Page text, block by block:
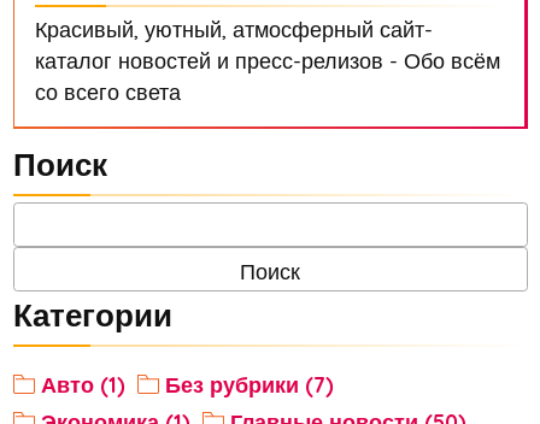
Красивый, уютный, атмосферный сайт-
каталог новостей и пресс-релизов - Обо всём
со всего света
Поиск
Категории
Авто (1)
Без рубрики (7)